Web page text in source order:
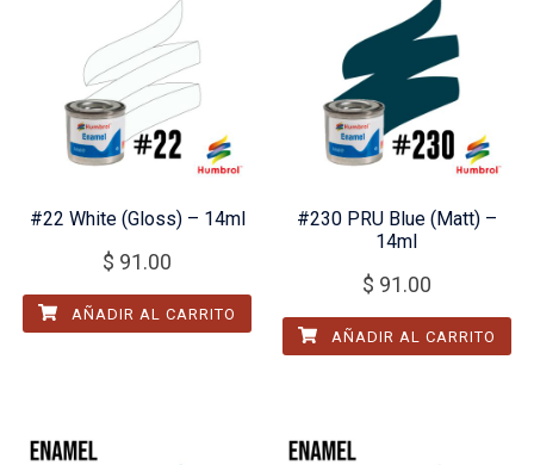
#22 White (Gloss) – 14ml
$ 91.00
AÑADIR AL CARRITO
#230 PRU Blue (Matt) –
14ml
$ 91.00
AÑADIR AL CARRITO